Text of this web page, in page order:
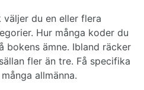
du en eller flera
Hur många koder du
bokens ämne. Ibland räcker
fler än tre. Få specifika
allmänna.